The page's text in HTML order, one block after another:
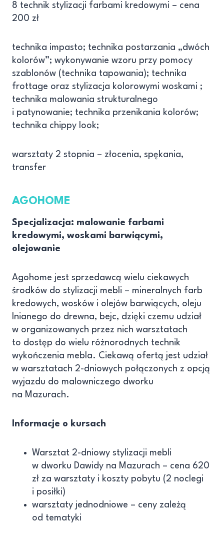
8 technik stylizacji farbami kredowymi – cena
200 zł
technika impasto; technika postarzania „dwóch
kolorów”; wykonywanie wzoru przy pomocy
szablonów (technika tapowania); technika
frottage oraz stylizacja kolorowymi woskami ;
technika malowania strukturalnego
i patynowanie; technika przenikania kolorów;
technika chippy look;
warsztaty 2 stopnia – złocenia, spękania,
transfer
AGOHOME
Specjalizacja: malowanie farbami
kredowymi, woskami barwiącymi,
olejowanie
Agohome jest sprzedawcą wielu ciekawych
środków do stylizacji mebli – mineralnych farb
kredowych, wosków i olejów barwiących, oleju
lnianego do drewna, bejc, dzięki czemu udział
w organizowanych przez nich warsztatach
to dostęp do wielu różnorodnych technik
wykończenia mebla. Ciekawą ofertą jest udział
w warsztatach 2-dniowych połączonych z opcją
wyjazdu do malowniczego dworku
na Mazurach.
Informacje o kursach
Warsztat 2-dniowy stylizacji mebli
w dworku Dawidy na Mazurach – cena 620
zł za warsztaty i koszty pobytu (2 noclegi
i posiłki)
warsztaty jednodniowe – ceny zależą
od tematyki